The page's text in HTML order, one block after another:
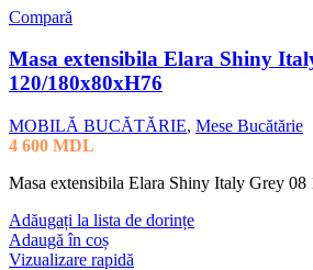
Compară
Masa extensibila Elara Shiny
120/180x80xH76
MOBILĂ BUCĂTĂRIE, Mese Bucătărie
4 600 MDL
Masa extensibila Elara Shiny Italy Grey
Adăugați la lista de dorințe
Adaugă în coș
Vizualizare rapidă